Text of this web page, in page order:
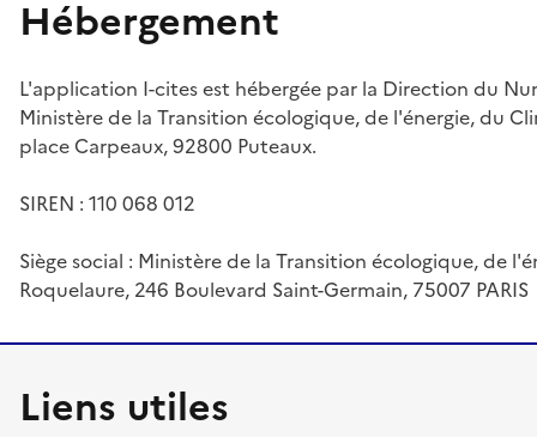
Hébergement
L'application I-cites est hébergée par la Direction du
Ministère de la Transition écologique, de l'énergie, du
place Carpeaux, 92800 Puteaux.
SIREN : 110 068 012
Siège social : Ministère de la Transition écologique, de
Roquelaure, 246 Boulevard Saint-Germain, 75007 PARIS
Liens utiles